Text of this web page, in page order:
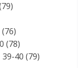
(78)
40 (79)